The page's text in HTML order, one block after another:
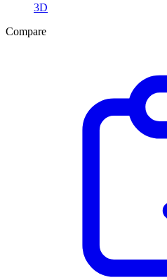
3D
Compare